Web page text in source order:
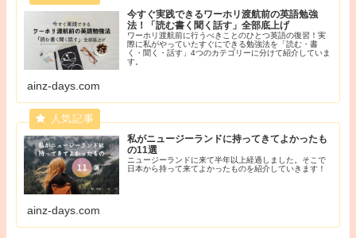
今すぐ実践できるワーホリ渡航前の英語勉強
法！「読む書く聞く話す」全部底上げ
ワーホリ渡航前に行うべきことのひとつ英語の復習！実
際に私がやっていたすぐにできる勉強法を「読む・書
く・聞く・話す」4つのカテゴリーに分けて紹介していま
す。
ainz-days.com
私がニュージーランドに持ってきてよかったも
の11選
ニュージーランドに来て半年以上経過しました。そこで
日本から持って来てよかったものを紹介していきます！
ainz-days.com